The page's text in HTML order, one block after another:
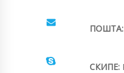
ПОШТА:
СКИПЕ: